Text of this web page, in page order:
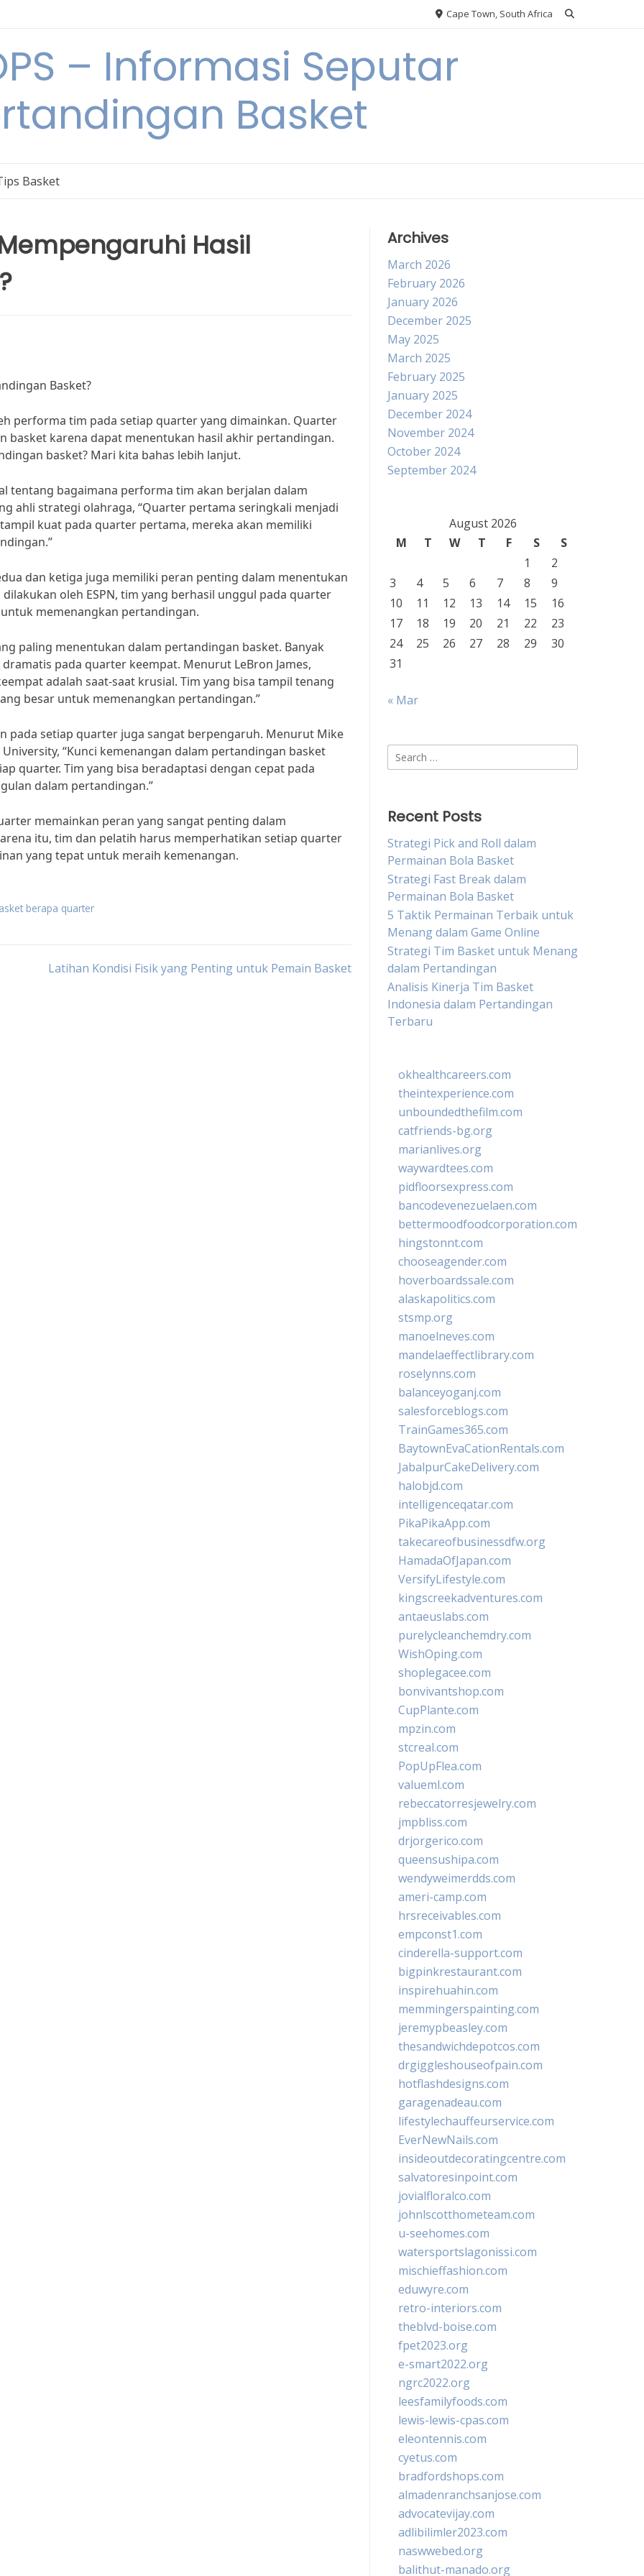
Cape Town, South Africa
– Informasi Seputar
Basket
Basket
Hasil
Basket?
performa tim pada setiap quarter yang dimainkan. Quarter
basket karena dapat menentukan hasil akhir pertandingan.
basket? Mari kita bahas lebih lanjut.
tentang bagaimana performa tim akan berjalan dalam
ahli strategi olahraga, “Quarter pertama seringkali menjadi
kuat pada quarter pertama, mereka akan memiliki
dan ketiga juga memiliki peran penting dalam menentukan
oleh ESPN, tim yang berhasil unggul pada quarter
memenangkan pertandingan.
paling menentukan dalam pertandingan basket. Banyak
pada quarter keempat. Menurut LeBron James,
adalah saat-saat krusial. Tim yang bisa tampil tenang
besar untuk memenangkan pertandingan.”
pada setiap quarter juga sangat berpengaruh. Menurut Mike
“Kunci kemenangan dalam pertandingan basket
quarter. Tim yang bisa beradaptasi dengan cepat pada
dalam pertandingan.”
memainkan peran yang sangat penting dalam
itu, tim dan pelatih harus memperhatikan setiap quarter
yang tepat untuk meraih kemenangan.
berapa quarter
Latihan Kondisi Fisik yang Penting untuk Pemain Basket
Archives
March 2026
February 2026
January 2026
December 2025
May 2025
March 2025
February 2025
January 2025
December 2024
November 2024
October 2024
September 2024
August 2026
M
T W T F S
S
1
2
3
4 5 6 7 8
9
10
11 12 13 14 15
16
17
18 19 20 21 22
23
24
25 26 27 28 29
30
31
« Mar
Search
for:
Recent Posts
Strategi Pick and Roll dalam
Permainan Bola Basket
Strategi Fast Break dalam
Permainan Bola Basket
5 Taktik Permainan Terbaik untuk
Menang dalam Game Online
Strategi Tim Basket untuk Menang
dalam Pertandingan
Analisis Kinerja Tim Basket
Indonesia dalam Pertandingan
Terbaru
okhealthcareers.com
theintexperience.com
unboundedthefilm.com
catfriends-bg.org
marianlives.org
waywardtees.com
pidfloorsexpress.com
bancodevenezuelaen.com
bettermoodfoodcorporation.com
hingstonnt.com
chooseagender.com
hoverboardssale.com
alaskapolitics.com
stsmp.org
manoelneves.com
mandelaeffectlibrary.com
roselynns.com
balanceyoganj.com
salesforceblogs.com
TrainGames365.com
BaytownEvaCationRentals.com
JabalpurCakeDelivery.com
halobjd.com
intelligenceqatar.com
PikaPikaApp.com
takecareofbusinessdfw.org
HamadaOfJapan.com
VersifyLifestyle.com
kingscreekadventures.com
antaeuslabs.com
purelycleanchemdry.com
WishOping.com
shoplegacee.com
bonvivantshop.com
CupPlante.com
mpzin.com
stcreal.com
PopUpFlea.com
valueml.com
rebeccatorresjewelry.com
jmpbliss.com
drjorgerico.com
queensushipa.com
wendyweimerdds.com
ameri-camp.com
hrsreceivables.com
empconst1.com
cinderella-support.com
bigpinkrestaurant.com
inspirehuahin.com
memmingerspainting.com
jeremypbeasley.com
thesandwichdepotcos.com
drgiggleshouseofpain.com
hotflashdesigns.com
garagenadeau.com
lifestylechauffeurservice.com
EverNewNails.com
insideoutdecoratingcentre.com
salvatoresinpoint.com
jovialfloralco.com
johnlscotthometeam.com
u-seehomes.com
watersportslagonissi.com
mischieffashion.com
eduwyre.com
retro-interiors.com
theblvd-boise.com
fpet2023.org
e-smart2022.org
ngrc2022.org
leesfamilyfoods.com
lewis-lewis-cpas.com
eleontennis.com
cyetus.com
bradfordshops.com
almadenranchsanjose.com
advocatevijay.com
adlibilimler2023.com
naswwebed.org
balithut-manado.org